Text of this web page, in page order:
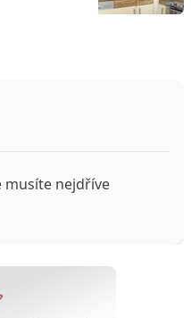
musíte nejdříve